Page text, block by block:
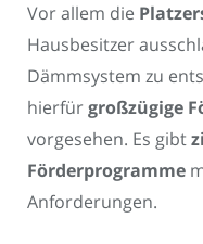
Vor allem die
Hausbesitzer
Dämmsystem zu
hierfürgroßzügige
vorgesehen. Es gibt
Förderprogramme
Anforderungen.